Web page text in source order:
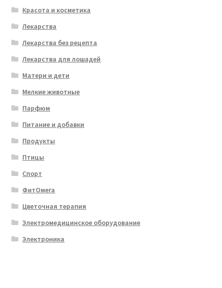
Красота и косметика
Лекарства
Лекарства без рецепта
Лекарства для лошадей
Матери и дети
Мелкие животные
Парфюм
Питание и добавки
Продукты
Птицы
Спорт
ФитОмега
Цветочная терапия
Электромедицинское оборудование
Электроника